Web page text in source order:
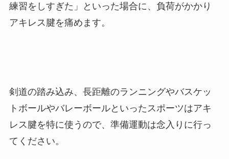
練習をしすぎた」といった場合に、負荷がかかり
アキレス腱を痛めます。
剣道の踏み込み、長距離のランニングやバスケッ
トボールやバレーボールといったスポーツはアキ
レス腱を特に使うので、準備運動は念入りに行っ
てください。